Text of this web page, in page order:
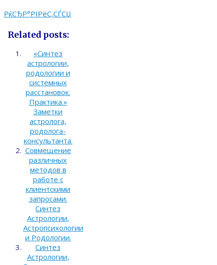
РќСЂР°РІРёС‚СЃСЏ
Related posts:
«Синтез
астрологии,
родологии и
системных
расстановок.
Практика.»
Заметки
астролога,
родолога-
консультанта.
Совмещение
различных
методов в
работе с
клиентскими
запросами.
Синтез
Астрологии,
Астропсихологии
и Родологии.
Синтез
Астрологии,